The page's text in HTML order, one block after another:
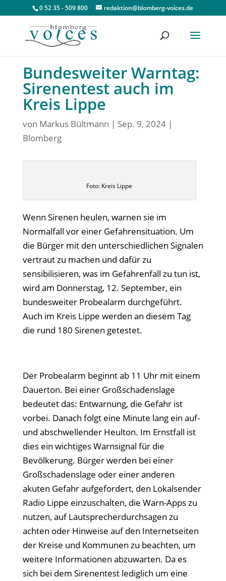
0 52 35 - 509 800 redaktion@blomberg-voices.de
Bundesweiter Warntag:
Sirenentest auch im
Kreis Lippe
von Markus Bültmann | Sep. 9, 2024|
Blomberg
Foto: Kreis Lippe
Wenn Sirenen heulen, warnen sie im
Normalfall vor einer Gefahrensituation. Um
die Bürger mit den unterschiedlichen Signalen
vertraut zu machen und dafür zu
sensibilisieren, was im Gefahrenfall zu tun ist,
wird am Donnerstag, 12. September, ein
bundesweiter Probealarm durchgeführt.
Auch im Kreis Lippe werden an diesem Tag
die rund 180 Sirenen getestet.
Der Probealarm beginnt ab 11 Uhr mit einem
Dauerton. Bei einer Großschadenslage
bedeutet das: Entwarnung, die Gefahr ist
vorbei. Danach folgt eine Minute lang ein auf-
und abschwellender Heulton. Im Ernstfall ist
dies ein wichtiges Warnsignal für die
Bevölkerung. Bürger werden bei einer
Großschadenslage oder einer anderen
akuten Gefahr aufgefordert, den Lokalsender
Radio Lippe einzuschalten, die Warn-Apps zu
nutzen, auf Lautsprecherdurchsagen zu
achten oder Hinweise auf den Internetseiten
der Kreise und Kommunen zu beachten, um
weitere Informationen abzuwarten. Da es
sich bei dem Sirenentest lediglich um eine